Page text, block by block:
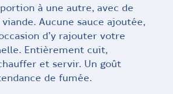
à une autre, avec de
Aucune sauce ajoutée,
d’y rajouter votre
Entièrement cuit,
et servir. Un goût
de fumée.